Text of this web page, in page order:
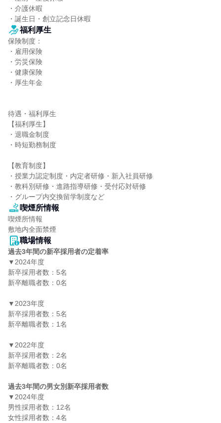
・介護休暇
・誕生日・創立記念日休暇
福利厚生
保険制度：
・雇用保険
・労災保険
・健康保険
・厚生年金
待遇・福利厚生
【福利厚生】
・退職金制度
・時短勤務制度
【教育制度】
・授業力認定制度・内定者研修・新入社員研修
・教科別研修・進路指導研修・受付応対研修
・グループ内交換留学制度など
喫煙所情報
喫煙所情報
敷地内全面禁煙
職場情報
過去3年間の新卒採用者の定着率
▼2024年度
新卒採用者数：5名
新卒離職者数：0名
▼2023年度
新卒採用者数：5名
新卒離職者数：1名
▼2022年度
新卒採用者数：2名
新卒離職者数：0名
過去3年間の男女別新卒採用者数
▼2024年度
男性採用者数：12名
女性採用者数：4名